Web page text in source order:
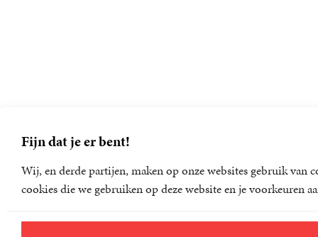
Fijn dat je er bent!
Wij, en derde partijen, maken op onze websites gebruik van
cookies die we gebruiken op deze website en je voorkeuren